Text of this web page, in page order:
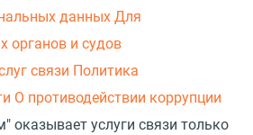
данных Для
органов и судов
связи Политика
О противодействии коррупции
оказывает услуги связи только